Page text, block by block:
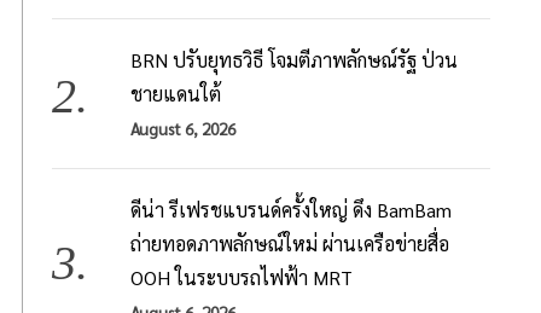
BRN ปรับยุทธวิธี โจมตีภาพลักษณ์รัฐ ป่วน
ชายแดนใต้
August 6, 2026
ดีน่า รีเฟรชแบรนด์ครั้งใหญ่ ดึง BamBam
ถ่ายทอดภาพลักษณ์ใหม่ ผ่านเครือข่ายสื่อ
OOH ในระบบรถไฟฟ้า MRT